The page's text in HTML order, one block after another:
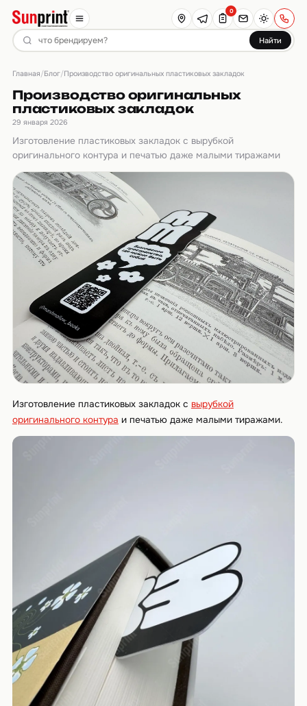
Найти
0
Главная/Блог/Производство оригинальных пластиковых закладок
Производство оригинальных
пластиковых закладок
29 января 2026
Изготовление пластиковых закладок с вырубкой
оригинального контура и печатью даже малыми тиражами
Изготовление пластиковых закладок с вырубкой
оригинального контура и печатью даже малыми тиражами.